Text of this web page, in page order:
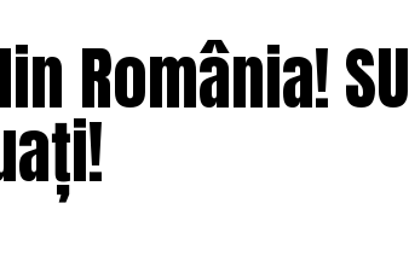
România!